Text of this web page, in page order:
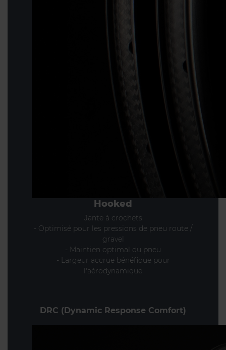
Hooked
Jante à crochets
- Optimisé pour les pressions de pneu route /
gravel
- Maintien optimal du pneu
- Largeur accrue bénéfique pour
l'aérodynamique
DRC (Dynamic Response Comfort)